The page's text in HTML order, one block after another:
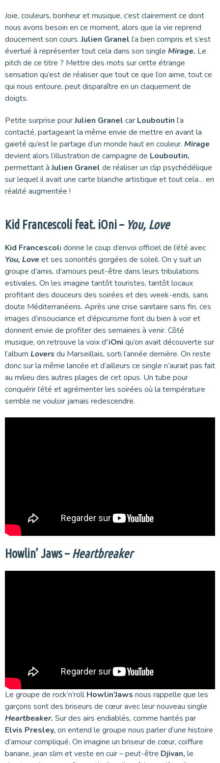
Joie, couleurs, bonheur et musique, c’est clairement ce dont
nous avons besoin en ce moment, alors que la vie reprend
doucement son cours.Julien Granel l’a bien compris et s’est
évertué à représenter tout cela dans son single Mirage. Le
pitch de ce titre ? Mettre des mots sur cette étrange
sensation qu’est de réaliser que tout ce que l’on aime, tout ce
qui nous entoure, peut disparaître en un claquement de
doigts.
Petite surprise pourJulien Granel car Louboutin l’a
contacté, partageant la même envie de mettre en avant la
gaieté qu’est le partage d’un monde haut en couleur. Mirage
devient alors l’illustration de campagne de Louboutin,
permettant àJulien Granel de réaliser un clip psychédélique
sur lequel il avait une carte blanche artistique et tout cela… en
réalité augmentée !
Kid Francescoli feat. iOni – You, Love
Kid Francescoli donne le coup d’envoi officiel de l’été avec
You, Loveet ses sonorités gorgées de soleil. On y suit un
groupe d’amis, d’amours peut-être dans leurs tribulations
estivales. On les imagine tantôt touristes, tantôt locaux
profitant des douceurs des soirées et des week-ends, sans
doute Méditerranéens. Après une crise sanitaire sans fin, ces
images d’insouciance et d’épicurisme font du bien à voir et
donnent envie de profiter des semaines à venir. Côté
musique, on retrouve la voix d’iOni qu’on avait découverte sur
l’album Loversdu Marseillais, sorti l’année dernière. On reste
donc sur la même lancée et d’ailleurs ce single n’aurait pas fait
au milieu des autres plages de cet opus. Un tube pour
conquérir l’été et agrémenter les soirées où la température
semble ne vouloir jamais redescendre.
Howlin’ Jaws – Heartbreaker
Le groupe de rock’n’rollHowlin’Jaws nous rappelle que les
garçons sont des briseurs de cœur avec leur nouveau single
Heartbeaker. Sur des airs endiablés, comme hantés par
Elvis Presley, on entend le groupe nous parler d’une histoire
d’amour compliqué. On imagine un briseur de cœur, coiffure
banane, jean slim et veste en cuir – peut-être Djivan, le